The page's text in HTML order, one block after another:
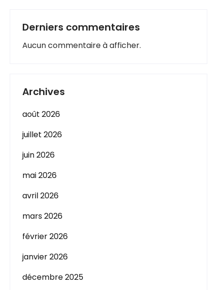
Derniers commentaires
Aucun commentaire à afficher.
Archives
août 2026
juillet 2026
juin 2026
mai 2026
avril 2026
mars 2026
février 2026
janvier 2026
décembre 2025